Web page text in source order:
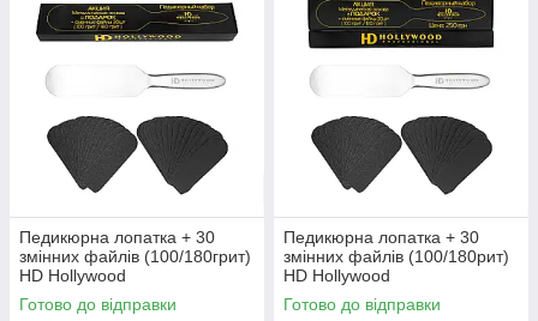
Педикюрна лопатка + 30
змінних файлів (100/180грит)
HD Hollywood
Готово до відправки
Педикюрна лопатка + 30
змінних файлів (100/180рит)
HD Hollywood
Готово до відправки